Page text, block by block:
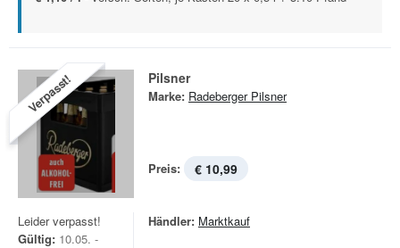
Verpasst! Pilsner
Marke: Radeberger Pilsner
Preis: € 10,99
Leider verpasst!
Gültig: 10.05. -
Händler: Marktkauf